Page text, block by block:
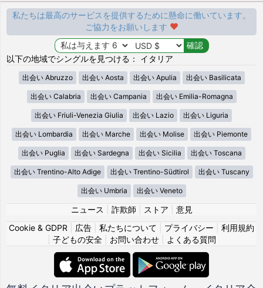
私たちは最高のサービスを提供するために懸命に働いています。
ご協力をお願いします
以下の地域でシングルを見つける： イタリア
出会い Abruzzo 出会い Aosta 出会い Apulia 出会い Basilicata
出会い Calabria 出会い Campania 出会い Emilia-Romagna
出会い Friuli-Venezia Giulia 出会い Lazio 出会い Liguria
出会い Lombardia 出会い Marche 出会い Molise 出会い Piemonte
出会い Puglia 出会い Sardegna 出会い Sicilia 出会い Toscana
出会い Trentino-Alto Adige 出会い Trentino-Südtirol 出会い Tuscany
出会い Umbria 出会い Veneto
ニュース 詐欺師 ストア
意見
Cookie & GDPR
広告 私たちについて プライバシー
利用規約
子どもの安全| お問い合わせ| よくある質問